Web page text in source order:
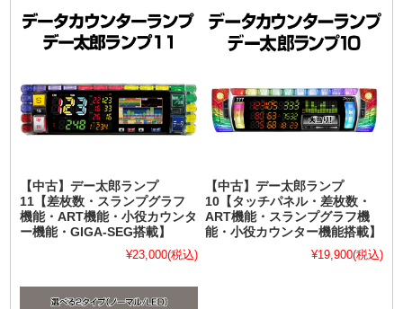
【中古】デー太郎ランプ
11【差枚数・スランプグラフ
機能・ART機能・小役カウンタ
ー機能・GIGA-SEG搭載】
¥23,000(税込)
【中古】デー太郎ランプ
10【タッチパネル・差枚数・
ART機能・スランプグラフ機
能・小役カウンター機能搭載】
¥19,900(税込)